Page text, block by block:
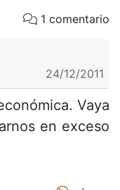
1 comentario
24/12/2011
Vaya
en exceso